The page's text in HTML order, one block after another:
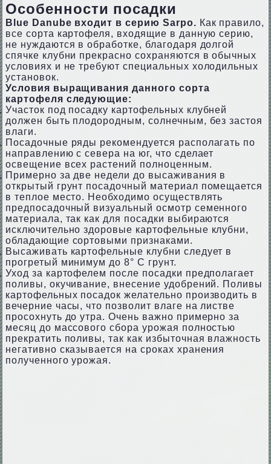
Особенности посадки
Blue Danube входит в серию Sarpo. Как правило,
все сорта картофеля, входящие в данную серию,
не нуждаются в обработке, благодаря долгой
спячке клубни прекрасно сохраняются в обычных
условиях и не требуют специальных холодильных
установок.
Условия выращивания данного сорта
картофеля следующие:
Участок под посадку картофельных клубней
должен быть плодородным, солнечным, без застоя
влаги.
Посадочные ряды рекомендуется располагать по
направлению с севера на юг, что сделает
освещение всех растений полноценным.
Примерно за две недели до высаживания в
открытый грунт посадочный материал помещается
в теплое место. Необходимо осуществлять
предпосадочный визуальный осмотр семенного
материала, так как для посадки выбираются
исключительно здоровые картофельные клубни,
обладающие сортовыми признаками.
Высаживать картофельные клубни следует в
прогретый минимум до 8° С грунт.
Уход за картофелем после посадки предполагает
поливы, окучивание, внесение удобрений. Поливы
картофельных посадок желательно производить в
вечерние часы, что позволит влаге на листве
просохнуть до утра. Очень важно примерно за
месяц до массового сбора урожая полностью
прекратить поливы, так как избыточная влажность
негативно сказывается на сроках хранения
полученного урожая.